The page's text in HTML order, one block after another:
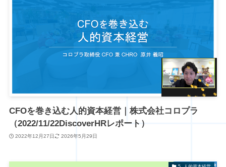
CFOを巻き込む人的資本経営｜株式会社コロプラ
（2022/11/22DiscoverHRレポート）
2022年12月27日 2026年5月29日